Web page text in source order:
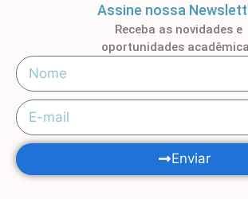
Assine nossa
Receba as novidades e
oportunidades
Enviar